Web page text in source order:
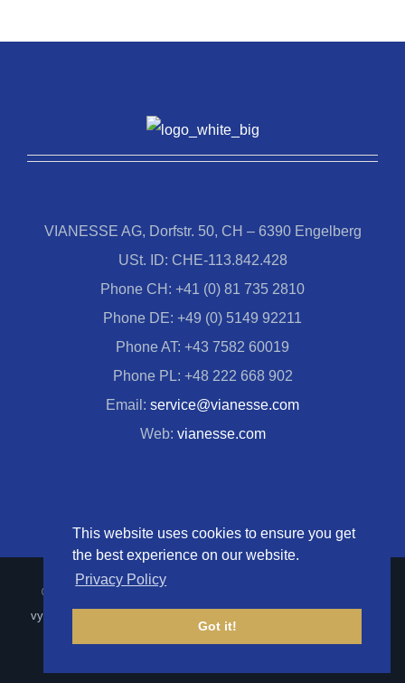
This website uses cookies to ensure you get
the best experience on our website.
Privacy Policy
Got it!
VIANESSE AG, Dorfstr. 50, CH – 6390 Engelberg
USt. ID: CHE-113.842.428
Phone CH: +41 (0) 81 735 2810
Phone DE: +49 (0) 5149 92211
Phone AT: +43 7582 60019
Phone PL: +48 222 668 902
Email: service@vianesse.com
Web: vianesse.com
© Copyright 1999 -
vyhrazena |